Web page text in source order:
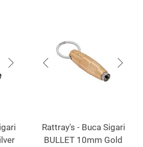
Rattray's - Buca Sigari
BULLET 10mm Gold